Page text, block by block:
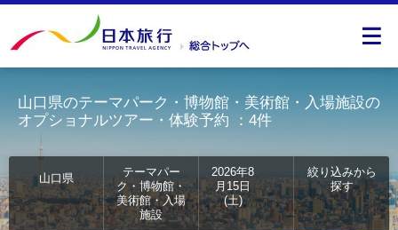
山口県のテーマパーク・博物館・美術館・入場施設の
オプショナルツアー・体験予約 ：4件
山口県
テーマパー
ク・博物館・
美術館・入場
施設
2026年8
月15日
(土)
絞り込みから
探す